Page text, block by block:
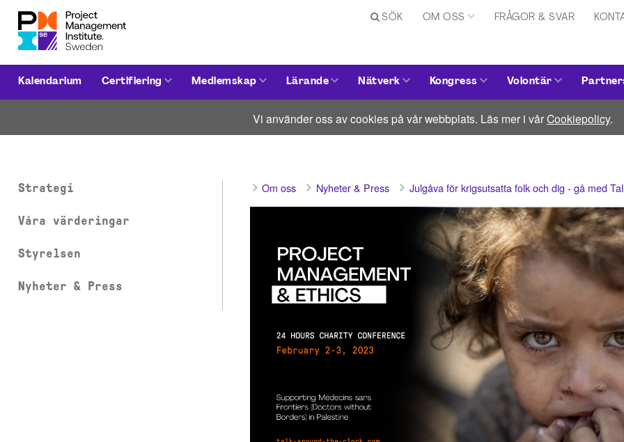
SÖK OM OSS FRÅGOR & SVAR
Kalendarium Certifiering Medlemskap Lärande Nätverk Kongress Volontär
Vi använder oss av cookies på vår webbplats. Läs mer i vårCookiepolicy.
Strategi
Våra värderingar
Styrelsen
Nyheter & Press
Om oss Nyheter & Press Julgåva för krigsutsatta folk och dig - gå med